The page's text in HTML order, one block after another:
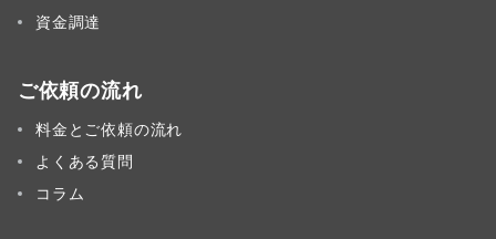
資金調達
ご依頼の流れ
料金とご依頼の流れ
よくある質問
コラム